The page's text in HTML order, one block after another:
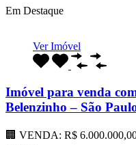
Em Destaque
Ver Imóvel
Imóvel para venda
Belenzinho – São
🏢 VENDA: R$